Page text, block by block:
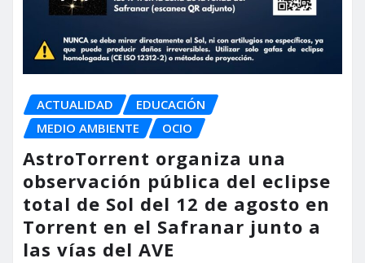
ACTUALIDAD
EDUCACIÓN
MEDIO AMBIENTE
OCIO
AstroTorrent organiza una
observación pública del eclipse
total de Sol del 12 de agosto en
Torrent en el Safranar junto a
las vías del AVE